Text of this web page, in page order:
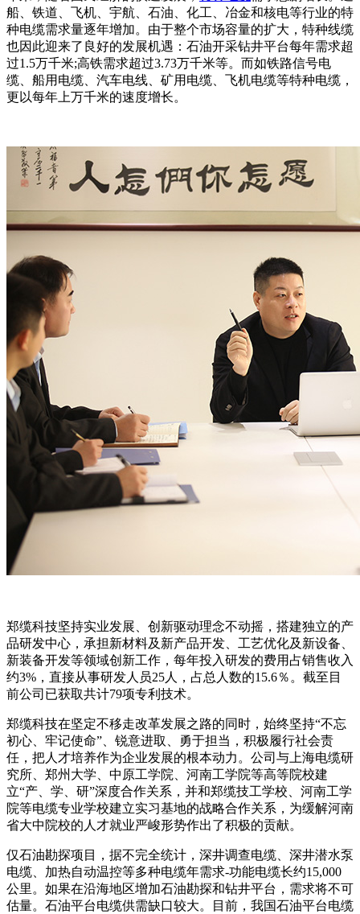
船、铁道、飞机、宇航、石油、化工、冶金和核电等行业的特
种电缆需求量逐年增加。由于整个市场容量的扩大，特种线缆
也因此迎来了良好的发展机遇：石油开采钻井平台每年需求超
过1.5万千米;高铁需求超过3.73万千米等。而如铁路信号电
缆、船用电缆、汽车电线、矿用电缆、飞机电缆等特种电缆，
更以每年上万千米的速度增长。
郑缆科技坚持实业发展、创新驱动理念不动摇，搭建独立的产
品研发中心，承担新材料及新产品开发、工艺优化及新设备、
新装备开发等领域创新工作，每年投入研发的费用占销售收入
约3%，直接从事研发人员25人，占总人数的15.6％。截至目
前公司已获取共计79项专利技术。
郑缆科技在坚定不移走改革发展之路的同时，始终坚持“不忘
初心、牢记使命”、锐意进取、勇于担当，积极履行社会责
任，把人才培养作为企业发展的根本动力。公司与上海电缆研
究所、郑州大学、中原工学院、河南工学院等高等院校建
立“产、学、研”深度合作关系，并和郑缆技工学校、河南工学
院等电缆专业学校建立实习基地的战略合作关系，为缓解河南
省大中院校的人才就业严峻形势作出了积极的贡献。
仅石油勘探项目，据不完全统计，深井调查电缆、深井潜水泵
电缆、加热自动温控等多种电缆年需求-功能电缆长约15,000
公里。如果在沿海地区增加石油勘探和钻井平台，需求将不可
估量。石油平台电缆供需缺口较大。目前，我国石油平台电缆